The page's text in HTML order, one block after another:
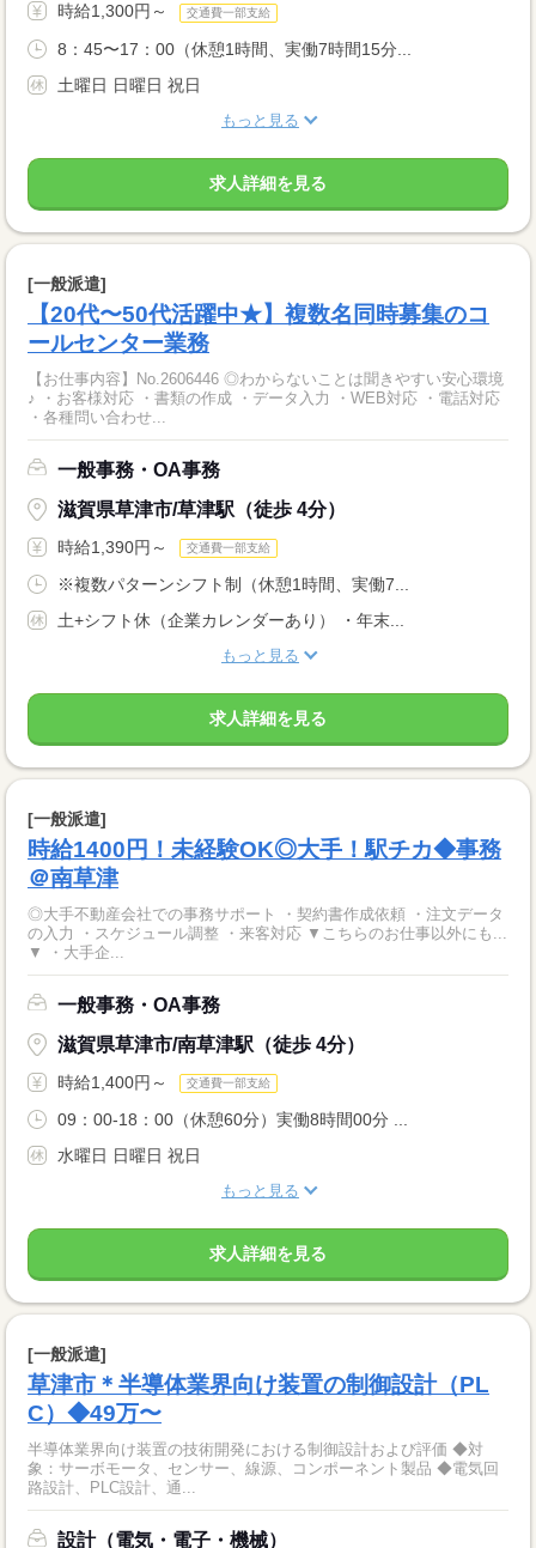
時給1,300円～ 交通費一部支給
8：45〜17：00（休憩1時間、実働7時間15分...
土曜日 日曜日 祝日
もっと見る
求人詳細を見る
[一般派遣]
【20代〜50代活躍中★】複数名同時募集のコ
ールセンター業務
【お仕事内容】No.2606446 ◎わからないことは聞きやすい安心環境
♪ ・お客様対応 ・書類の作成 ・データ入力 ・WEB対応 ・電話対応
・各種問い合わせ...
一般事務・OA事務
滋賀県草津市/草津駅（徒歩 4分）
時給1,390円～ 交通費一部支給
※複数パターンシフト制（休憩1時間、実働7...
土+シフト休（企業カレンダーあり） ・年末...
もっと見る
求人詳細を見る
[一般派遣]
時給1400円！未経験OK◎大手！駅チカ◆事務
＠南草津
◎大手不動産会社での事務サポート ・契約書作成依頼 ・注文データ
の入力 ・スケジュール調整 ・来客対応 ▼こちらのお仕事以外にも...
▼ ・大手企...
一般事務・OA事務
滋賀県草津市/南草津駅（徒歩 4分）
時給1,400円～ 交通費一部支給
09：00-18：00（休憩60分）実働8時間00分 ...
水曜日 日曜日 祝日
もっと見る
求人詳細を見る
[一般派遣]
草津市＊半導体業界向け装置の制御設計（PL
C）◆49万〜
半導体業界向け装置の技術開発における制御設計および評価 ◆対
象：サーボモータ、センサー、線源、コンポーネント製品 ◆電気回
路設計、PLC設計、通...
設計（電気・電子・機械）